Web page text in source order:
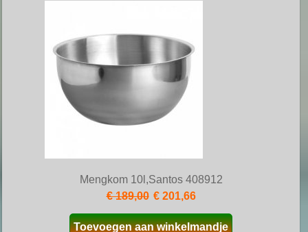
Mengkom 10l,Santos 408912
€ 189,00 € 201,66
Toevoegen aan winkelmandje